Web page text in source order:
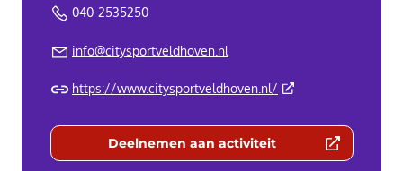
040-2535250
info@citysportveldhoven.nl
https://www.citysportveldhoven.nl/ (Deze link gaat naar
Deelnemen aan activiteit(Deze link gaat naar een externe